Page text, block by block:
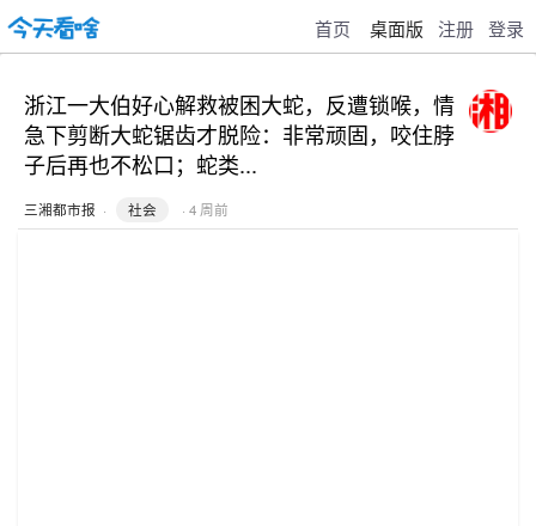
首页 桌面版 注册 登录
浙江一大伯好心解救被困大蛇，反遭锁喉，情
急下剪断大蛇锯齿才脱险：非常顽固，咬住脖
子后再也不松口；蛇类...
三湘都市报 · 社会 · 4 周前